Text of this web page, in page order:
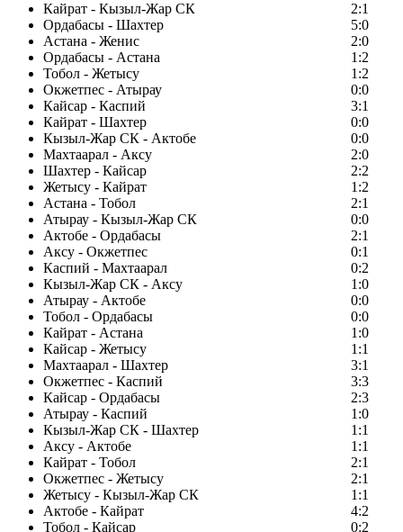
Кайрат - Кызыл-Жар СК
2:1
Ордабасы - Шахтер
5:0
Астана - Женис
2:0
Ордабасы - Астана
1:2
Тобол - Жетысу
1:2
Окжетпес - Атырау
0:0
Кайсар - Каспий
3:1
Кайрат - Шахтер
0:0
Кызыл-Жар СК - Актобе
0:0
Махтаарал - Аксу
2:0
Шахтер - Кайсар
2:2
Жетысу - Кайрат
1:2
Астана - Тобол
2:1
Атырау - Кызыл-Жар СК
0:0
Актобе - Ордабасы
2:1
Аксу - Окжетпес
0:1
Каспий - Махтаарал
0:2
Кызыл-Жар СК - Аксу
1:0
Атырау - Актобе
0:0
Тобол - Ордабасы
0:0
Кайрат - Астана
1:0
Кайсар - Жетысу
1:1
Махтаарал - Шахтер
3:1
Окжетпес - Каспий
3:3
Кайсар - Ордабасы
2:3
Атырау - Каспий
1:0
Кызыл-Жар СК - Шахтер
1:1
Аксу - Актобе
1:1
Кайрат - Тобол
2:1
Окжетпес - Жетысу
2:1
Жетысу - Кызыл-Жар СК
1:1
Актобе - Кайрат
4:2
Тобол - Кайсар
0:2